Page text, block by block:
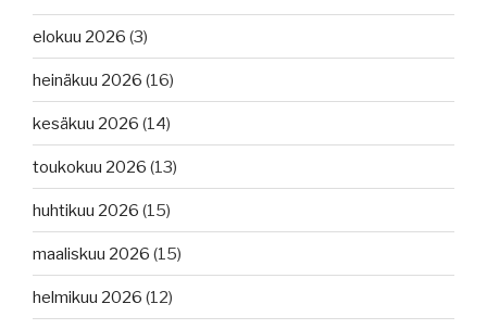
elokuu 2026 (3)
heinäkuu 2026 (16)
kesäkuu 2026 (14)
toukokuu 2026 (13)
huhtikuu 2026 (15)
maaliskuu 2026 (15)
helmikuu 2026 (12)